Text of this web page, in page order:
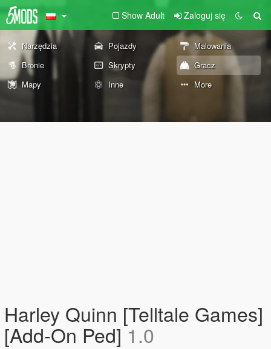
Show Adult Zaloguj się
Narzędzia Pojazdy
Malowania
Bronie
Skrypty
Gracz
Mapy
Inne More
Harley Quinn [Telltale Games]
[Add-On Ped]1.0